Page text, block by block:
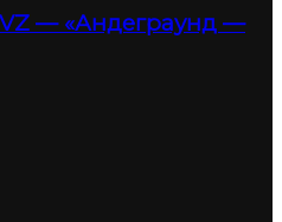
— «Андеграунд —